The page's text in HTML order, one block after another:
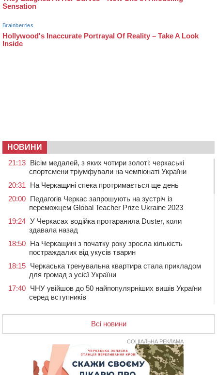
НОВИНИ
21:13 Вісім медалей, з яких чотири золоті: черкаські
спортсмени тріумфували на чемпіонаті України
20:31
На Черкащині спека протримається ще день
20:00 Педагогів Черкас запрошують на зустріч із
переможцем Global Teacher Prize Ukraine 2023
19:24 У Черкасах водійка протаранила Duster, коли
здавала назад
18:50 На Черкащині з початку року зросла кількість
постраждалих від укусів тварин
18:15 Черкаська тренувальна квартира стала прикладом
для громад з усієї України
17:40 ЧНУ увійшов до 50 найпопулярніших вишів України
серед вступників
контейнерний майданчик
16:32
Без розтину грудної клітки: у Черкасах 75-річній
пацієнтці замінили аортальний клапан
У Черкаському онкоцентрі встановили сонячну
електростанцію за понад пів мільйона гривень
Всі новини
СОЦІАЛЬНА РЕКЛАМА